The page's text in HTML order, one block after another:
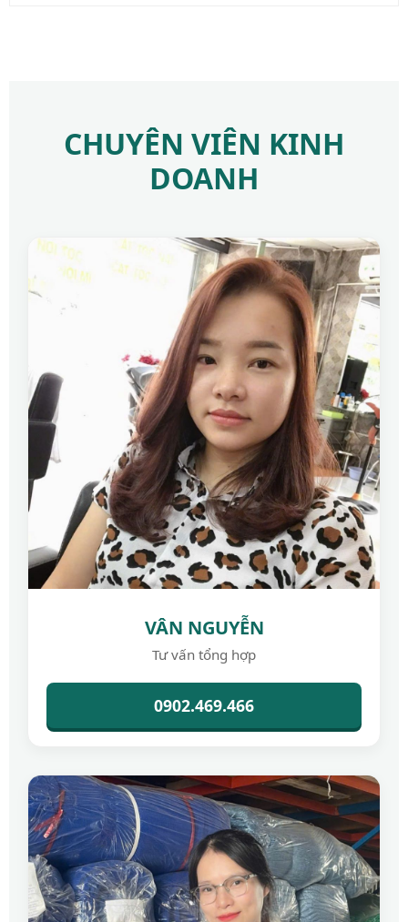
CHUYÊN VIÊN KINH
DOANH
VÂN NGUYỄN
Tư vấn tổng hợp
0902.469.466